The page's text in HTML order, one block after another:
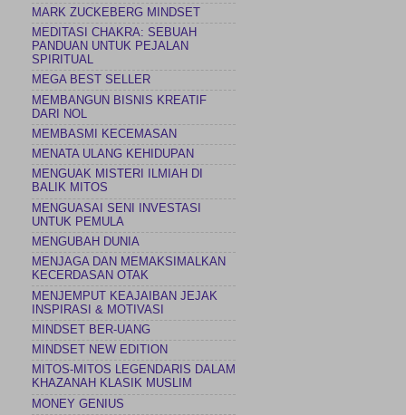
MARK ZUCKEBERG MINDSET
MEDITASI CHAKRA: SEBUAH
PANDUAN UNTUK PEJALAN
SPIRITUAL
MEGA BEST SELLER
MEMBANGUN BISNIS KREATIF
DARI NOL
MEMBASMI KECEMASAN
MENATA ULANG KEHIDUPAN
MENGUAK MISTERI ILMIAH DI
BALIK MITOS
MENGUASAI SENI INVESTASI
UNTUK PEMULA
MENGUBAH DUNIA
MENJAGA DAN MEMAKSIMALKAN
KECERDASAN OTAK
MENJEMPUT KEAJAIBAN JEJAK
INSPIRASI & MOTIVASI
MINDSET BER-UANG
MINDSET NEW EDITION
MITOS-MITOS LEGENDARIS DALAM
KHAZANAH KLASIK MUSLIM
MONEY GENIUS